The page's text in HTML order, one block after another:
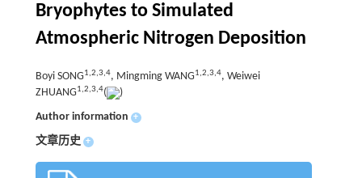
Bryophytes to Simulated
Atmospheric Nitrogen Deposition
Boyi SONG1,2,3,4, Mingming WANG1,2,3,4, Weiwei
ZHUANG1,2,3,4(
)
Author information +
文章历史 +